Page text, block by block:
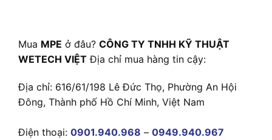
Mua MPE ở đâu? CÔNG TY TNHH KỸ THUẬT
WETECH VIỆT Địa chỉ mua hàng tin cậy:
Địa chỉ: 616/61/198 Lê Đức Thọ, Phường An Hội
Đông, Thành phố Hồ Chí Minh, Việt Nam
Điện thoại: 0901.940.968 – 0949.940.967